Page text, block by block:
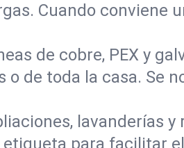
Cuando conviene
de cobre, PEX y
de toda la casa. Se
lavanderías y
para facilitar